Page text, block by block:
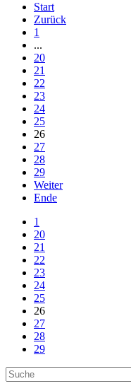
Start
Zurück
1
...
20
21
22
23
24
25
26
27
28
29
Weiter
Ende
1
20
21
22
23
24
25
26
27
28
29